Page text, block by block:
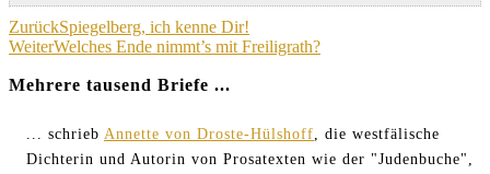
Beitragsnavigation
ZurückSpiegelberg, ich kenne Dir!
WeiterWelches Ende nimmt’s mit Freiligrath?
Mehrere tausend Briefe ...
... schrieb Annette von Droste-Hülshoff , die westfälische
Dichterin und Autorin von Prosatexten wie der "Judenbuche",